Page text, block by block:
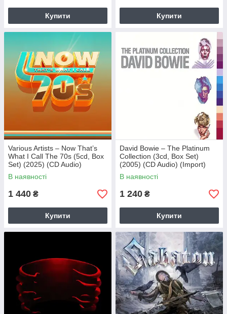
Купити Купити
Various Artists – Now That’s
What I Call The 70s (5cd, Box
Set) (2025) (CD Audio)
(Import)
В наявності
1 440 ₴
Купити
David Bowie – The Platinum
Collection (3cd, Box Set)
(2005) (CD Audio) (Import)
В наявності
1 240 ₴
Купити